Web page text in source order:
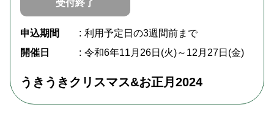
受付終了
申込期間
利用予定日の3週間前まで
開催日
令和6年11月26日(火)～12月27日(金)
うきうきクリスマス&お正月2024